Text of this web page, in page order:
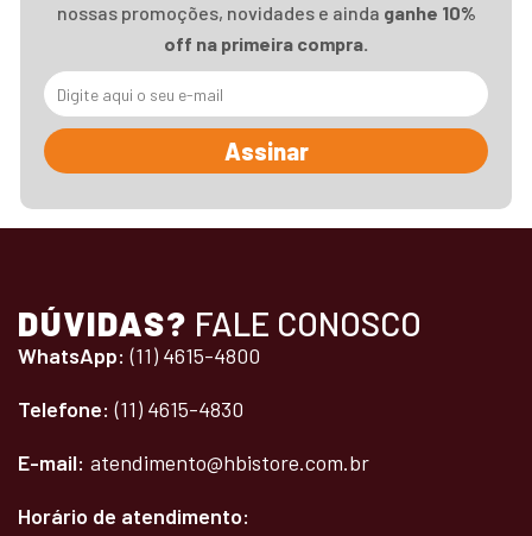
nossas promoções, novidades e ainda ganhe 10%
off na primeira compra.
Assinar
DÚVIDAS? FALE CONOSCO
WhatsApp: (11) 4615-4800
Telefone: (11) 4615-4830
E-mail: atendimento@hbistore.com.br
Horário de atendimento: